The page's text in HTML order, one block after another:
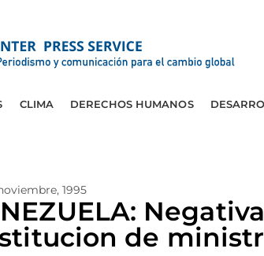
CLIMA DERECHOS HUMANOS
1995
de